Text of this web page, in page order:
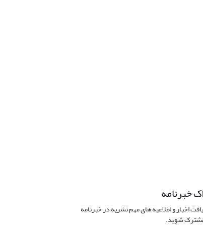
خبرنامه
اخبار و اطلاعیه های مهم نشریه در خبرنامه
شوید.